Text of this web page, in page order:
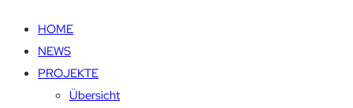
HOME
NEWS
PROJEKTE
Übersicht